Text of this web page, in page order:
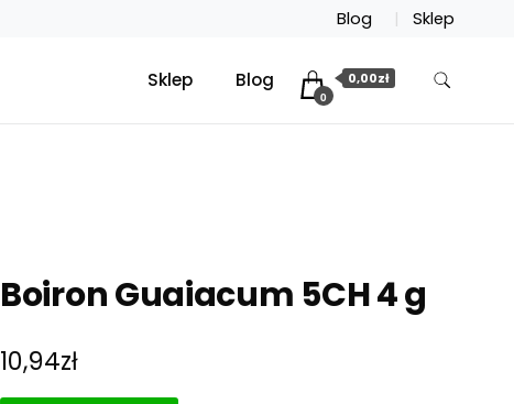
Blog Sklep
Sklep Blog
0
0,00zł
Boiron Guaiacum 5CH 4 g
10,94zł